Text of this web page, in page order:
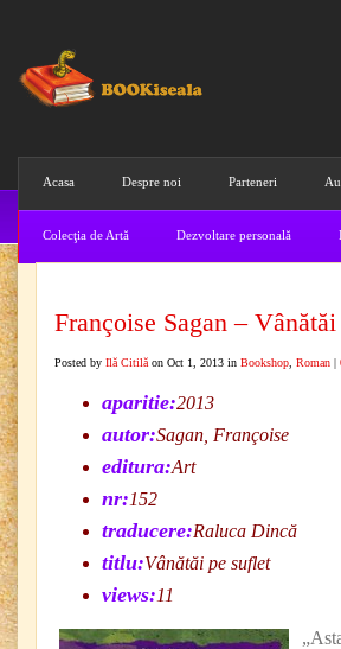
Acasa Despre noi Parteneri
Colecţia de Artă Dezvoltare personală
Françoise Sagan –
Posted by Ilă Citilă on Oct 1, 2013 in Bookshop Roman |
aparitie:2013
autor:Sagan, Françoise
editura:Art
nr:152
traducere:Raluca Dincă
titlu:Vânătăi pe suflet
views:11